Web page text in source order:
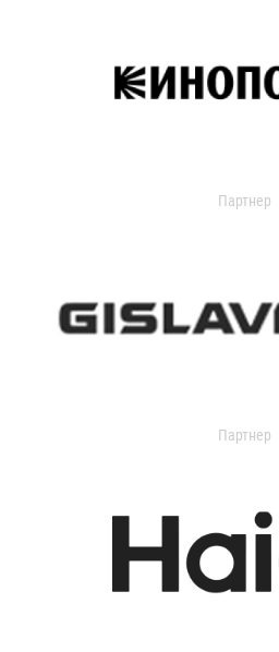
Партнер
Партнер